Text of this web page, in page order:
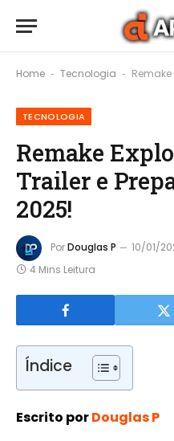
Home - Tecnologia - Remake
TECNOLOGIA
Remake
Trailer e
2025!
PorDouglas P 10/01/
4 Mins Leitura
Índice
Escrito porDouglas P